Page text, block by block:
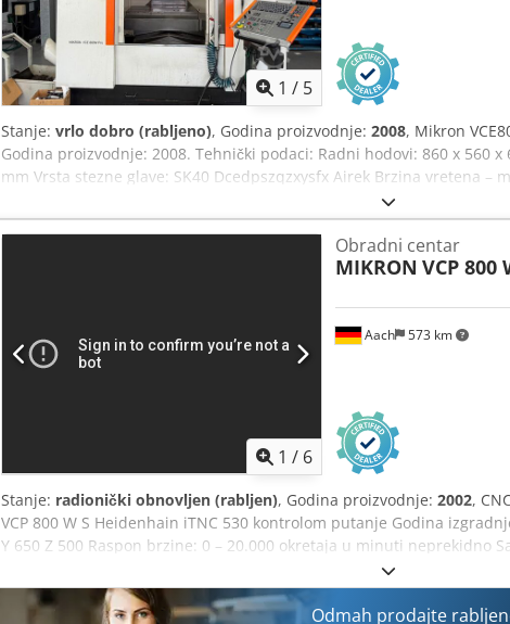
1 / 5
Stanje: vrlo dobro (rabljeno), Godina proizvodnje: 2008, Mikron
Godina proizvodnje: 2008. Tehnički podaci: Radni hodovi: 860 x 560
mm Vrsta stezne glave: SK40 Dcedpszqzxysfx Airek Brzina vretena –
24 Dodatna oprema/opcije: - Upravljački sustav HEIDENHAIN iTNC-
odvod strugotine - Ostala dodatna oprema Vrlo malo radnih sati.
1 / 6
Aach 573 km
Obradni centar
MIKRON VCP 800
Stanje: radionički obnovljen (rabljen), Godina proizvodnje: 2002,
VCP 800 W S Heidenhain iTNC 530 kontrolom putanje Godina
Y 650 Z 500 Raspon brzine: 0 – 20.000 okretaja u minuti neprekidno
stol 900 mm x 600 mm stezne površine Vertikalni izmjenjivač alata s
Potpuno zaštitna kabina s kliznim vratima i unutarnjom rasvjetom
radnom području (BLUM laser) 3D infracrvena sonda Renishaw
Odmah prodajte